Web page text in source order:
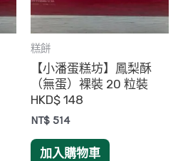
糕餅
【小潘蛋糕坊】鳳梨酥
（無蛋）裸裝 20 粒裝
HKD$ 148
NT$ 514
加入購物車